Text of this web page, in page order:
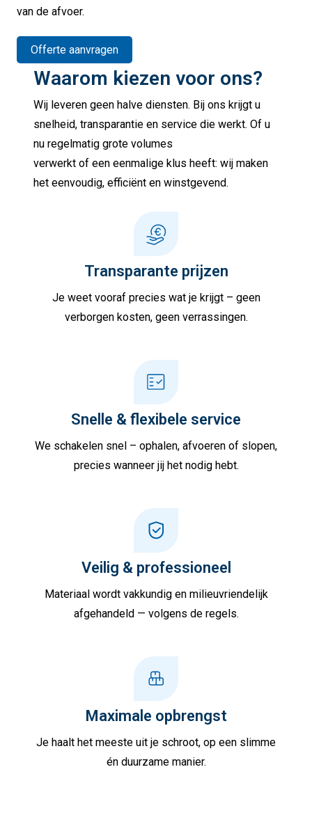
van de afvoer.
Offerte aanvragen
Waarom kiezen voor ons?
Wij leveren geen halve diensten. Bij ons krijgt u
snelheid, transparantie en service die werkt. Of u
nu regelmatig grote volumes
verwerkt of een eenmalige klus heeft: wij maken
het eenvoudig, efficiënt en winstgevend.
Transparante prijzen
Je weet vooraf precies wat je krijgt – geen
verborgen kosten, geen verrassingen.
Snelle & flexibele service
We schakelen snel – ophalen, afvoeren of slopen,
precies wanneer jij het nodig hebt.
Veilig & professioneel
Materiaal wordt vakkundig en milieuvriendelijk
afgehandeld — volgens de regels.
Maximale opbrengst
Je haalt het meeste uit je schroot, op een slimme
én duurzame manier.